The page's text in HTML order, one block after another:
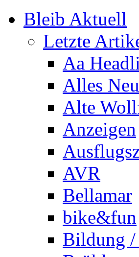
Bleib Aktuell
Letzte
Aa
Alles
Alte
Anzeigen
AVR
Bellamar
bike&fun
Bildung /